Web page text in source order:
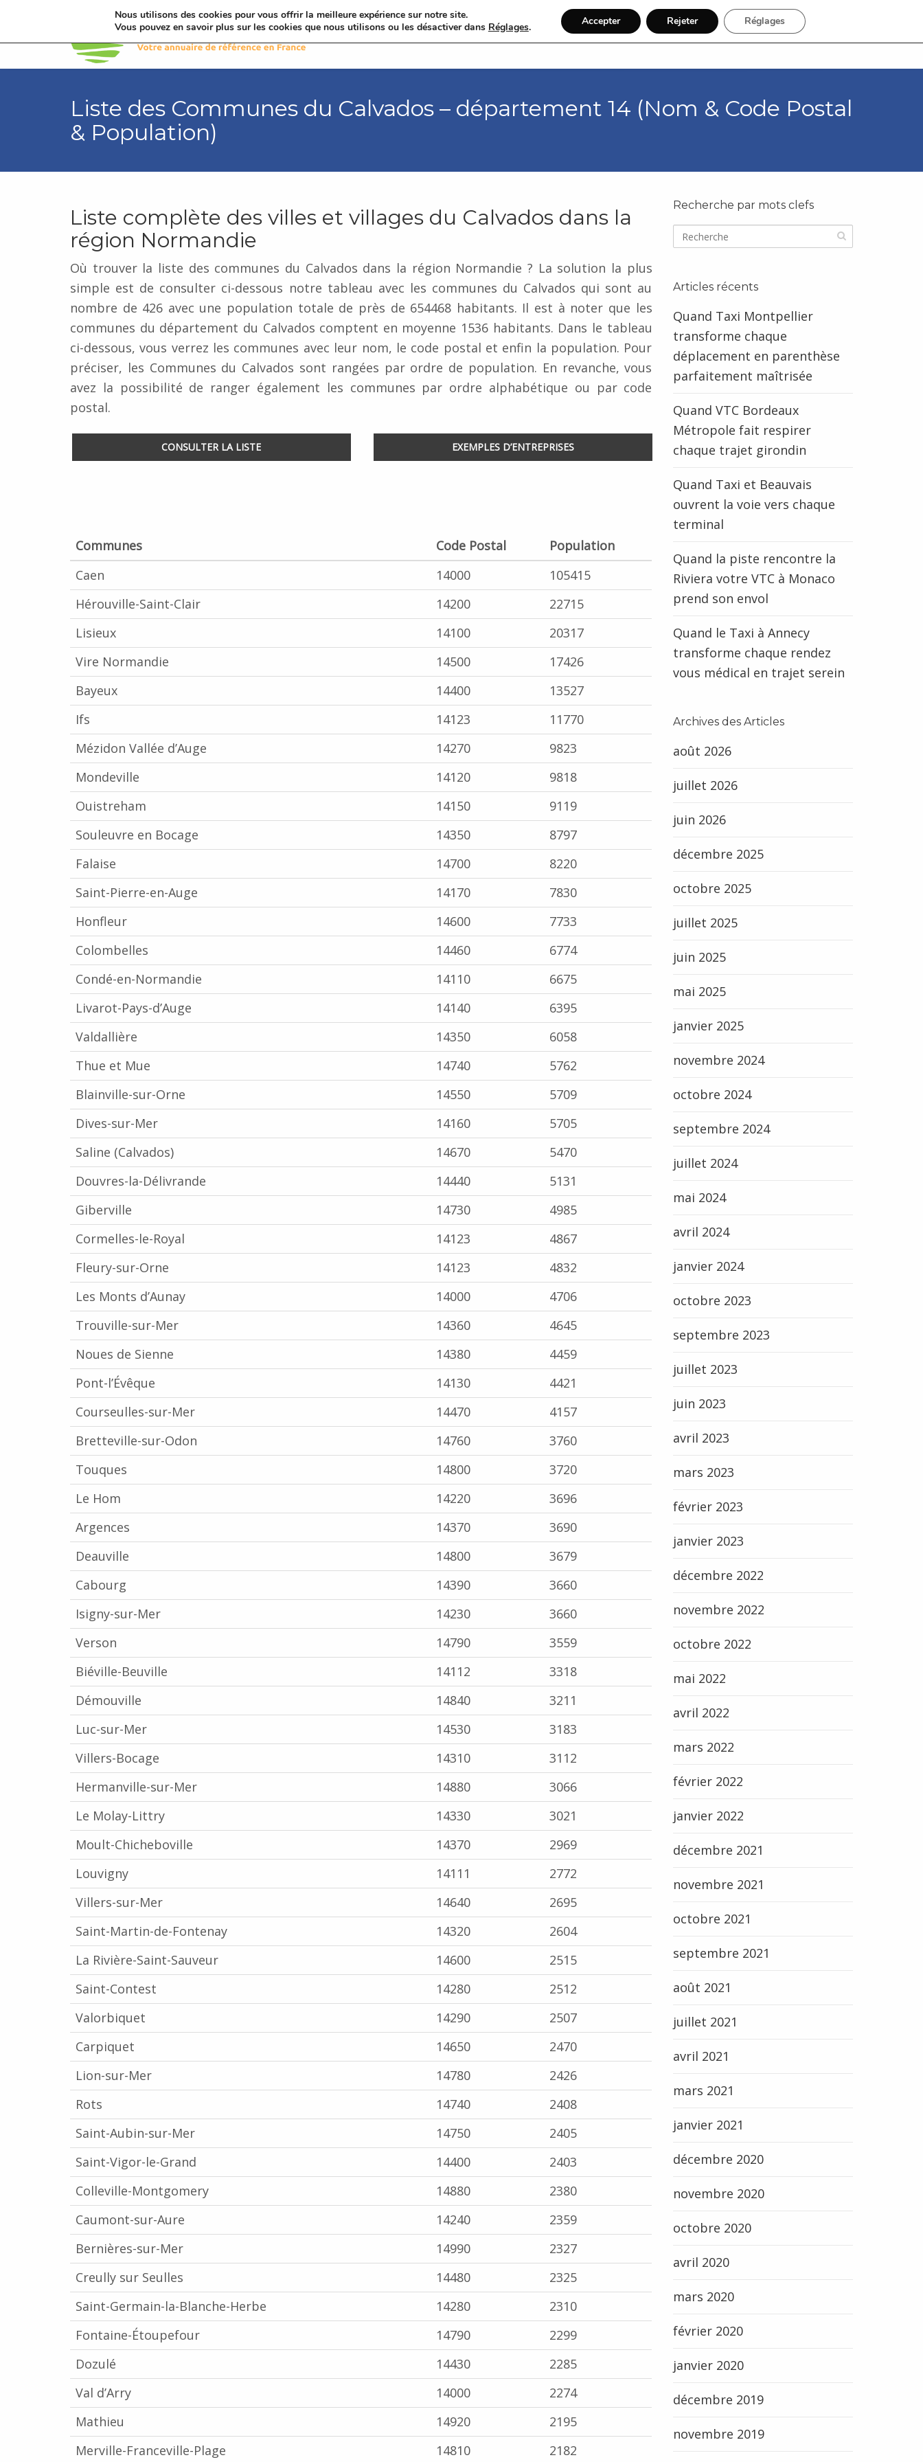
Bienvenue Thèmes Régions
Liste des Communes du Calvados – département 14 (Nom & Code Postal
& Population)
Liste complète des villes et villages du Calvados dans la
région Normandie
Où trouver la liste des communes du Calvados dans la région Normandie ? La solution la plus
simple est de consulter ci-dessous notre tableau avec les communes du Calvados qui sont au
nombre de 426 avec une population totale de près de 654468 habitants. Il est à noter que les
communes du département du Calvados comptent en moyenne 1536 habitants. Dans le tableau
ci-dessous, vous verrez les communes avec leur nom, le code postal et enfin la population. Pour
préciser, les Communes du Calvados sont rangées par ordre de population. En revanche, vous
avez la possibilité de ranger également les communes par ordre alphabétique ou par code
postal.
CONSULTER LA LISTE EXEMPLES D’ENTREPRISES
Communes Code Postal
Population
Caen
14000
105415
Hérouville-Saint-Clair
14200
22715
Lisieux
14100
20317
Vire Normandie
14500
17426
Bayeux
14400
13527
Ifs
14123
11770
Mézidon Vallée d’Auge
14270
9823
Mondeville
14120
9818
Ouistreham
14150
9119
Souleuvre en Bocage
14350
8797
Falaise
14700
8220
Saint-Pierre-en-Auge
14170
7830
Honfleur
14600
7733
Colombelles
14460
6774
Condé-en-Normandie
14110
6675
Livarot-Pays-d’Auge
14140
6395
Valdallière
14350
6058
Thue et Mue
14740
5762
Blainville-sur-Orne
14550
5709
Dives-sur-Mer
14160
5705
Saline (Calvados)
14670
5470
Douvres-la-Délivrande
14440
5131
Giberville
14730
4985
Cormelles-le-Royal
14123
4867
Fleury-sur-Orne
14123
4832
Les Monts d’Aunay
14000
4706
Trouville-sur-Mer
14360
4645
Noues de Sienne
14380
4459
Pont-l’Évêque
14130
4421
Courseulles-sur-Mer
14470
4157
Bretteville-sur-Odon
14760
3760
Touques
14800
3720
Le Hom
14220
3696
Argences
14370
3690
Deauville
14800
3679
Cabourg
14390
3660
Isigny-sur-Mer
14230
3660
Verson
14790
3559
Biéville-Beuville
14112
3318
Démouville
14840
3211
Luc-sur-Mer
14530
3183
Villers-Bocage
14310
3112
Hermanville-sur-Mer
14880
3066
Le Molay-Littry
14330
3021
Moult-Chicheboville
14370
2969
Louvigny
14111
2772
Villers-sur-Mer
14640
2695
Saint-Martin-de-Fontenay
14320
2604
La Rivière-Saint-Sauveur
14600
2515
Saint-Contest
14280
2512
Valorbiquet
14290
2507
Carpiquet
14650
2470
Lion-sur-Mer
14780
2426
Rots
14740
2408
Saint-Aubin-sur-Mer
14750
2405
Saint-Vigor-le-Grand
14400
2403
Colleville-Montgomery
14880
2380
Caumont-sur-Aure
14240
2359
Bernières-sur-Mer
14990
2327
Creully sur Seulles
14480
2325
Saint-Germain-la-Blanche-Herbe
14280
2310
Fontaine-Étoupefour
14790
2299
Dozulé
14430
2285
Val d’Arry
14000
2274
Mathieu
14920
2195
Merville-Franceville-Plage
14810 2182
Recherche par mots clefs
Articles récents
Quand Taxi Montpellier
transforme chaque
déplacement en parenthèse
parfaitement maîtrisée
Quand VTC Bordeaux
Métropole fait respirer
chaque trajet girondin
Quand Taxi et Beauvais
ouvrent la voie vers chaque
terminal
Quand la piste rencontre la
Riviera votre VTC à Monaco
prend son envol
Quand le Taxi à Annecy
transforme chaque rendez
vous médical en trajet serein
Archives des Articles
août 2026
juillet 2026
juin 2026
décembre 2025
octobre 2025
juillet 2025
juin 2025
mai 2025
janvier 2025
novembre 2024
octobre 2024
septembre 2024
juillet 2024
mai 2024
avril 2024
janvier 2024
octobre 2023
septembre 2023
juillet 2023
juin 2023
avril 2023
mars 2023
février 2023
janvier 2023
décembre 2022
novembre 2022
octobre 2022
mai 2022
avril 2022
mars 2022
février 2022
janvier 2022
décembre 2021
novembre 2021
octobre 2021
septembre 2021
août 2021
juillet 2021
avril 2021
mars 2021
janvier 2021
décembre 2020
novembre 2020
octobre 2020
avril 2020
mars 2020
février 2020
janvier 2020
décembre 2019
novembre 2019
Nous utilisons des cookies pour vous offrir la meilleure expérience sur notre site.
Vous pouvez en savoir plus sur les cookies que nous utilisons ou les désactiver dans Réglages. Accepter Rejeter Réglages